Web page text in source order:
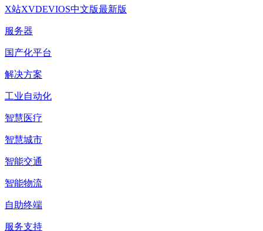
X站XVDEVIOS中文版最新版
服务器
国产化平台
解决方案
工业自动化
智慧医疗
智慧城市
智能交通
智能物流
自助终端
服务支持